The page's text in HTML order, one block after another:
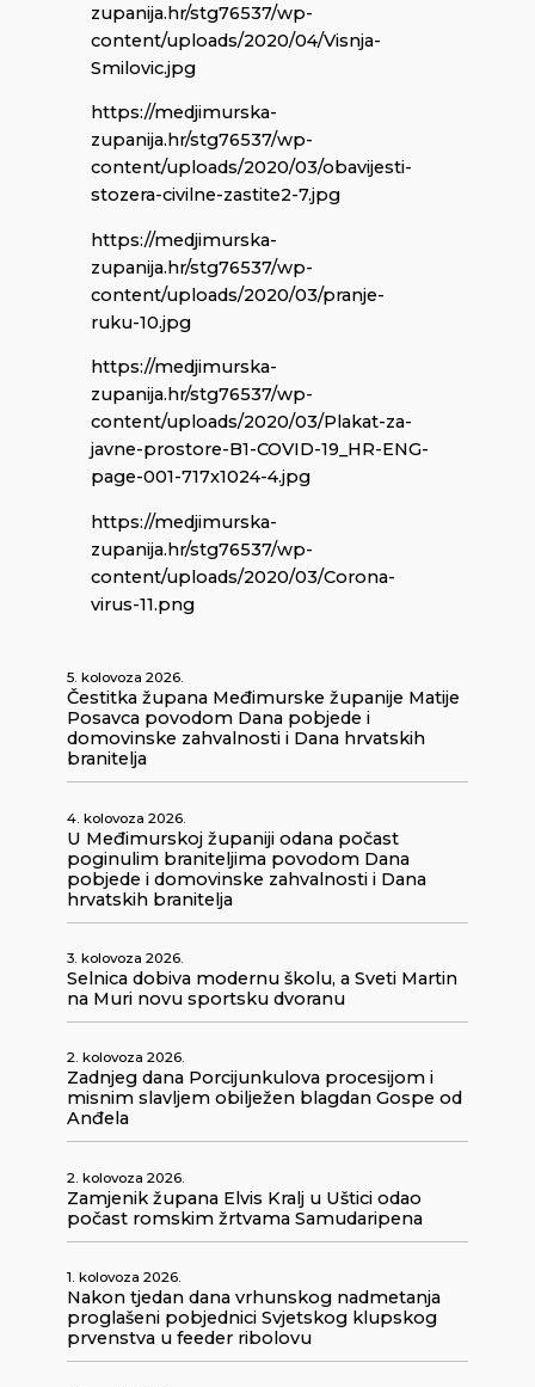
zupanija.hr/stg76537/wp-
content/uploads/2020/04/Visnja-
Smilovic.jpg
https://medjimurska-
zupanija.hr/stg76537/wp-
content/uploads/2020/03/obavijesti-
stozera-civilne-zastite2-7.jpg
https://medjimurska-
zupanija.hr/stg76537/wp-
content/uploads/2020/03/pranje-
ruku-10.jpg
https://medjimurska-
zupanija.hr/stg76537/wp-
content/uploads/2020/03/Plakat-za-
javne-prostore-B1-COVID-19_HR-ENG-
page-001-717x1024-4.jpg
https://medjimurska-
zupanija.hr/stg76537/wp-
content/uploads/2020/03/Corona-
virus-11.png
5. kolovoza 2026.
Čestitka župana Međimurske županije Matije
Posavca povodom Dana pobjede i
domovinske zahvalnosti i Dana hrvatskih
branitelja
4. kolovoza 2026.
U Međimurskoj županiji odana počast
poginulim braniteljima povodom Dana
pobjede i domovinske zahvalnosti i Dana
hrvatskih branitelja
3. kolovoza 2026.
Selnica dobiva modernu školu, a Sveti Martin
na Muri novu sportsku dvoranu
2. kolovoza 2026.
Zadnjeg dana Porcijunkulova procesijom i
misnim slavljem obilježen blagdan Gospe od
Anđela
2. kolovoza 2026.
Zamjenik župana Elvis Kralj u Uštici odao
počast romskim žrtvama Samudaripena
1. kolovoza 2026.
Nakon tjedan dana vrhunskog nadmetanja
proglašeni pobjednici Svjetskog klupskog
prvenstva u feeder ribolovu